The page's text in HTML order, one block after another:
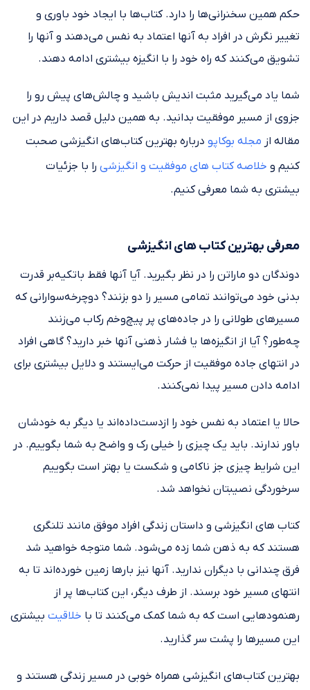
حکم همین سخنرانی‌ها را دارد. کتاب‌ها با ایجاد خود باوری و
تغییر نگرش در افراد به آنها اعتماد به نفس می‌دهند و آنها را
تشویق می‌کنند که راه خود را با انگیزه بیشتری ادامه دهند.
شما یاد می‌گیرید مثبت اندیش باشید و چالش‌های پیش رو را
جزوی از مسیر موفقیت بدانید. به همین دلیل قصد داریم در این
مقاله از مجله بوکاپو درباره بهترین کتاب‌های انگیزشی صحبت
کنیم و خلاصه کتاب های موفقیت و انگیزشی را با جزئیات
بیشتری به شما معرفی کنیم.
معرفی بهترین کتاب های انگیزشی
دوندگان دو ماراتن را در نظر بگیرید. آیا آنها فقط باتکیه‌بر قدرت
بدنی خود می‌توانند تمامی مسیر را دو بزنند؟ دوچرخه‌سوارانی که
مسیر‌های طولانی را در جاده‌های پر پیچ‌وخم رکاب می‌زنند
چه‌طور؟ آیا از انگیزه‌ها یا فشار ذهنی آنها خبر دارید؟ گاهی افراد
در انتهای جاده موفقیت از حرکت می‌ایستند و دلایل بیشتری برای
ادامه دادن مسیر پیدا نمی‌کنند.
حالا یا اعتماد به نفس خود را ازدست‌داده‌اند یا دیگر به خودشان
باور ندارند. باید یک چیزی را خیلی رک و واضح به شما بگوییم. در
این شرایط چیزی جز ناکامی و شکست یا بهتر است بگوییم
سرخوردگی نصیبتان نخواهد شد.
کتاب های انگیزشی و داستان زندگی افراد موفق مانند تلنگری
هستند که به ذهن شما زده می‌شود. شما متوجه خواهید شد
فرق چندانی با دیگران ندارید. آنها نیز بار‌ها زمین خورده‌اند تا به
انتهای مسیر خود برسند. از طرف دیگر، این کتاب‌ها پر از
رهنمودهایی است که به شما کمک می‌کنند تا با خلاقیت بیشتری
این مسیر‌ها را پشت سر گذارید.
بهترین کتاب‌های انگیزشی همراه خوبی در مسیر زندگی هستند و